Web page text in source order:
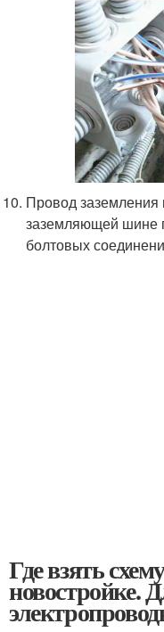
Провод заземления
заземляющей шине
болтовых
Где взять
новостройке.